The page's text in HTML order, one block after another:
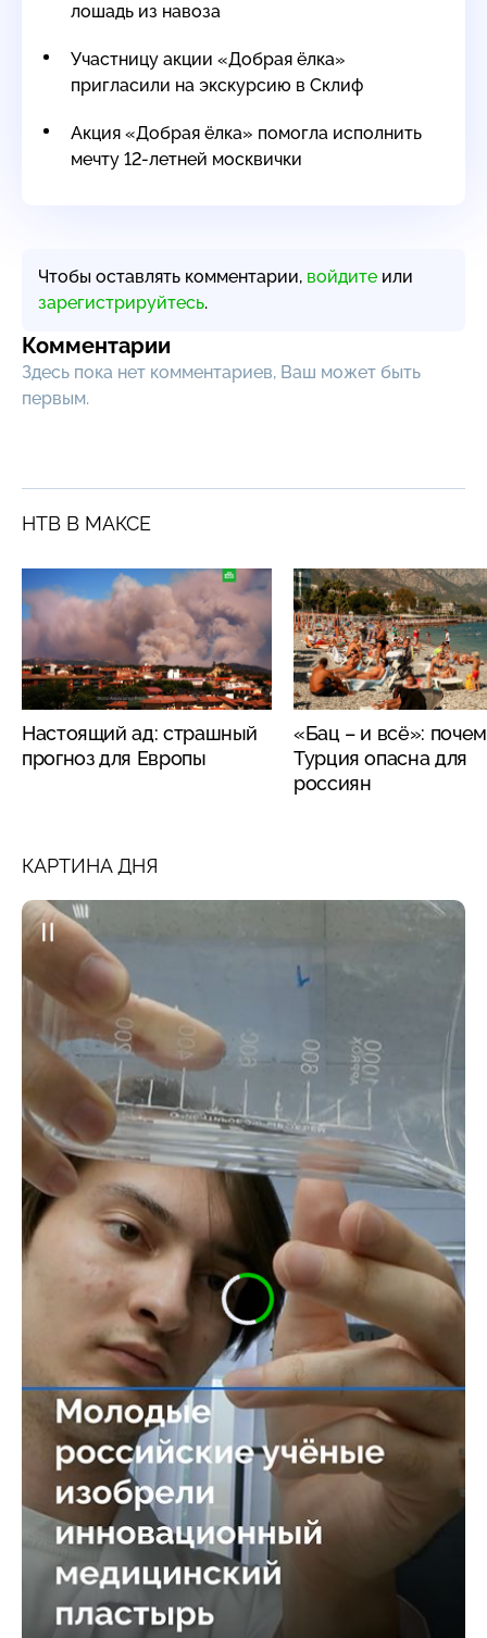
лошадь из навоза
Участницу акции «Добрая ёлка»
пригласили на экскурсию в Склиф
Акция «Добрая ёлка» помогла исполнить
мечту 12-летней москвички
Чтобы оставлять комментарии, войдите или
зарегистрируйтесь.
Комментарии
Здесь пока нет комментариев, Ваш может быть
первым.
НТВ В МАКСЕ
Настоящий ад: страшный
прогноз для Европы
«Бац – и всё»:
Турция опасна для
россиян
КАРТИНА ДНЯ